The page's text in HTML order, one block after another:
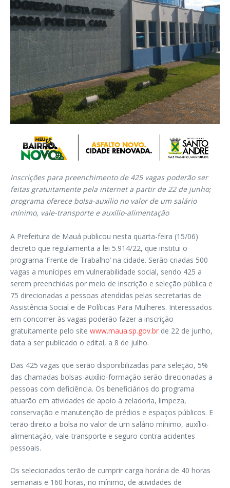
Inscrições para preenchimento de 425 vagas poderão ser
feitas gratuitamente pela internet a partir de 22 de junho;
programa oferece bolsa-auxílio no valor de um salário
mínimo, vale-transporte e auxílio-alimentação
A Prefeitura de Mauá publicou nesta quarta-feira (15/06)
decreto que regulamenta a lei 5.914/22, que institui o
programa ‘Frente de Trabalho’ na cidade. Serão criadas 500
vagas a munícipes em vulnerabilidade social, sendo 425 a
serem preenchidas por meio de inscrição e seleção pública e
75 direcionadas a pessoas atendidas pelas secretarias de
Assistência Social e de Políticas Para Mulheres. Interessados
em concorrer às vagas poderão fazer a inscrição
gratuitamente pelo site www.maua.sp.gov.br de 22 de junho,
data a ser publicado o edital, a 8 de julho.
Das 425 vagas que serão disponibilizadas para seleção, 5%
das chamadas bolsas-auxílio-formação serão direcionadas a
pessoas com deficiência. Os beneficiários do programa
atuarão em atividades de apoio à zeladoria, limpeza,
conservação e manutenção de prédios e espaços públicos. E
terão direito a bolsa no valor de um salário mínimo, auxílio-
alimentação, vale-transporte e seguro contra acidentes
pessoais.
Os selecionados terão de cumprir carga horária de 40 horas
semanais e 160 horas, no mínimo, de atividades de